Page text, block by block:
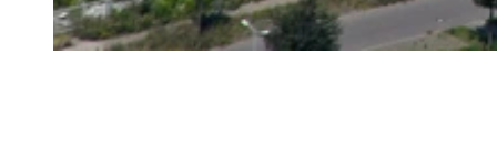
u
l